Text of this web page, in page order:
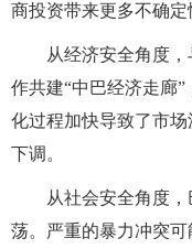
商投资带来更多不确定
从经济安全角度
作共建“中巴经济走廊
化过程加快导致了市
下调。
从社会安全角度
荡。严重的暴力冲突